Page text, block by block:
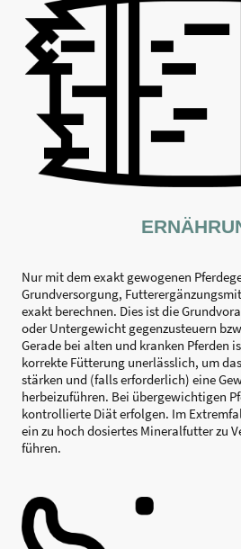
Nur mit dem exakt gewogenen
Grundversorgung,
exakt berechnen. Dies ist die
oder Untergewicht gegenzusteuern
Gerade bei alten und kranken Pferden
korrekte Fütterung unerlässlich, um
stärken und (falls erforderlich) eine
herbeizuführen. Bei übergewichtigen
kontrollierte Diät erfolgen. Im
ein zu hoch dosiertes Mineralfutter zu
führen.